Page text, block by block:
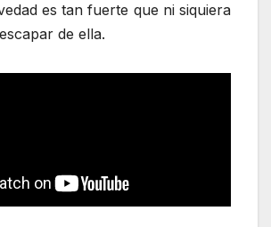
es tan fuerte que ni siquiera
de ella.